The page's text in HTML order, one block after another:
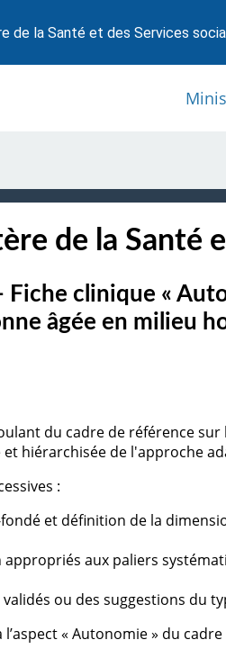
de la Santé et des Services
de la Santé
clinique «
âgée en milieu
du cadre de référence sur
hiérarchisée de l'approche
:
et définition de la
aux paliers
ou des suggestions du
l’aspect « Autonomie » du